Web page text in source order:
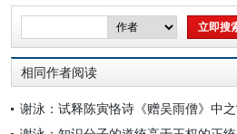
相同作者阅读